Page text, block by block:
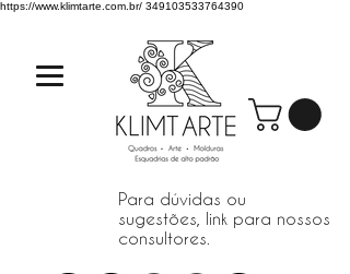
https://www.klimtarte.com.br/ 349103533764390
Para dúvidas ou
sugestões, link para nossos
consultores.